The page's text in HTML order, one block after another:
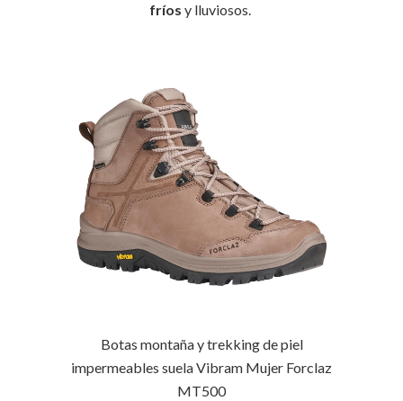
fríos y lluviosos.
Botas montaña y trekking de piel
impermeables suela Vibram Mujer Forclaz
MT500